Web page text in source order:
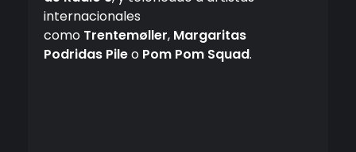
internacionales
como Trentemøller, Margaritas
Podridas Pileo Pom Pom Squad.